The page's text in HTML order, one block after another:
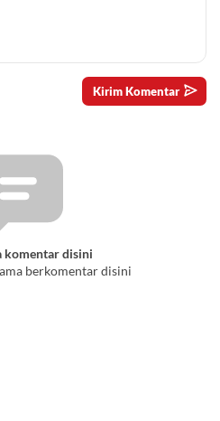
komentar disini
berkomentar disini